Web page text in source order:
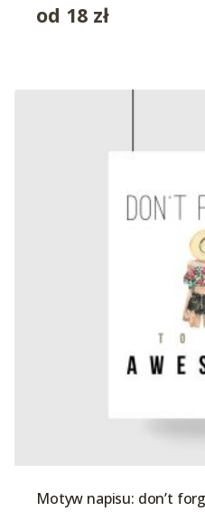
od 18 zł
Motyw napisu: don’t